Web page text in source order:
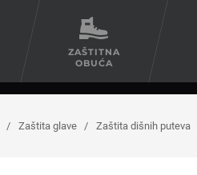
ZAŠTITNA
OBUĆA
/ Zaštita glave / Zaštita dišnih puteva